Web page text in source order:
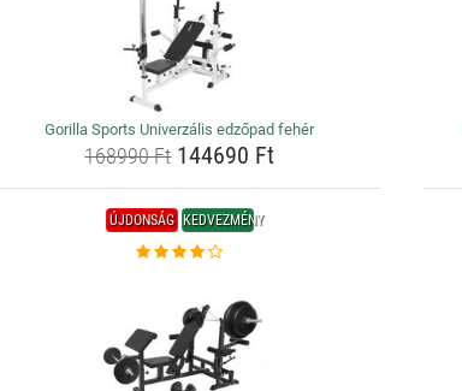
Gorilla Sports Univerzális edzőpad fehér
168990 Ft144690 Ft
ÚJDONSÁG KEDVEZMÉNY